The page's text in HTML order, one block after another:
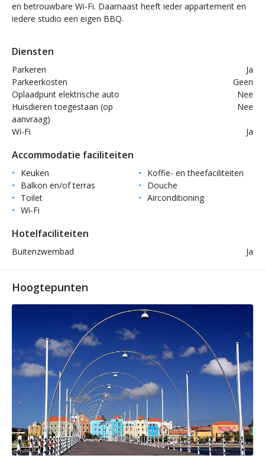
en betrouwbare Wi-Fi. Daarnaast heeft ieder appartement en
iedere studio een eigen BBQ.
Diensten
Parkeren
Ja
Parkeerkosten
Geen
Oplaadpunt elektrische auto
Nee
Huisdieren toegestaan (op
aanvraag)
Nee
Wi-Fi Ja
Accommodatie faciliteiten
Keuken
Koffie- en theefaciliteiten
Balkon en/of terras
Douche
Toilet
Airconditioning
Wi-Fi
Hotelfaciliteiten
Buitenzwembad Ja
Hoogtepunten